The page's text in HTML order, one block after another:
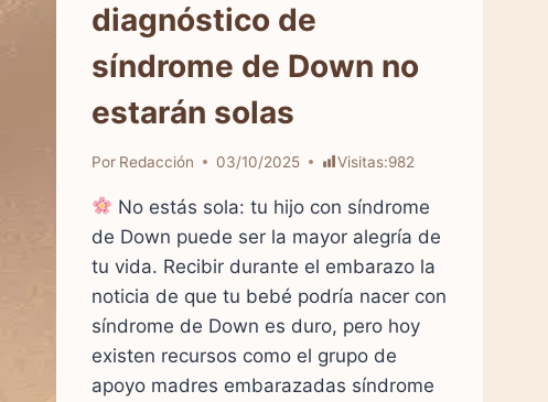
diagnóstico de
síndrome de Down no
estarán solas
Por Redacción 03/10/2025 Visitas:982
No estás sola: tu hijo con síndrome
de Down puede ser la mayor alegría de
tu vida. Recibir durante el embarazo la
noticia de que tu bebé podría nacer con
síndrome de Down es duro, pero hoy
existen recursos como el grupo de
apoyo madres embarazadas síndrome